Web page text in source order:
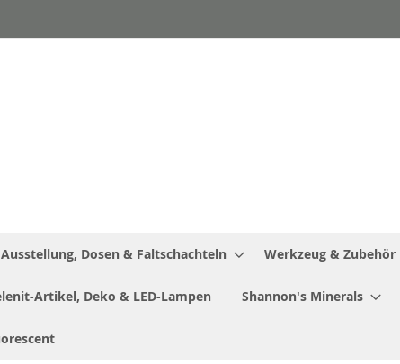
Ausstellung, Dosen & Faltschachteln Werkzeug & Zubehör
Artikel, Deko & LED-Lampen Shannon's Minerals